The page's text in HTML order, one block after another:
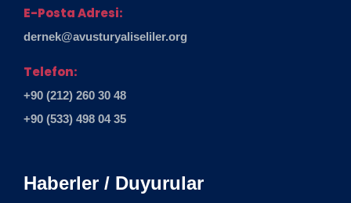
E-Posta Adresi:
dernek@avusturyaliseliler.org
Telefon:
+90 (212) 260 30 48
+90 (533) 498 04 35
Haberler / Duyurular